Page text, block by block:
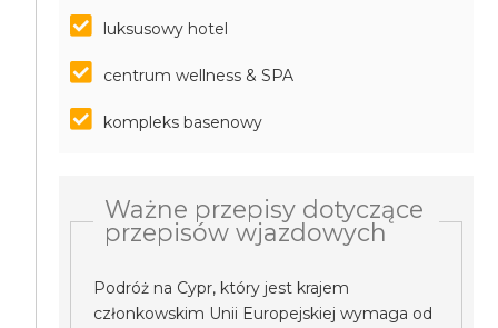
luksusowy hotel
centrum wellness & SPA
kompleks basenowy
Ważne przepisy dotyczące
przepisów wjazdowych
Podróż na Cypr, który jest krajem
członkowskim Unii Europejskiej wymaga od